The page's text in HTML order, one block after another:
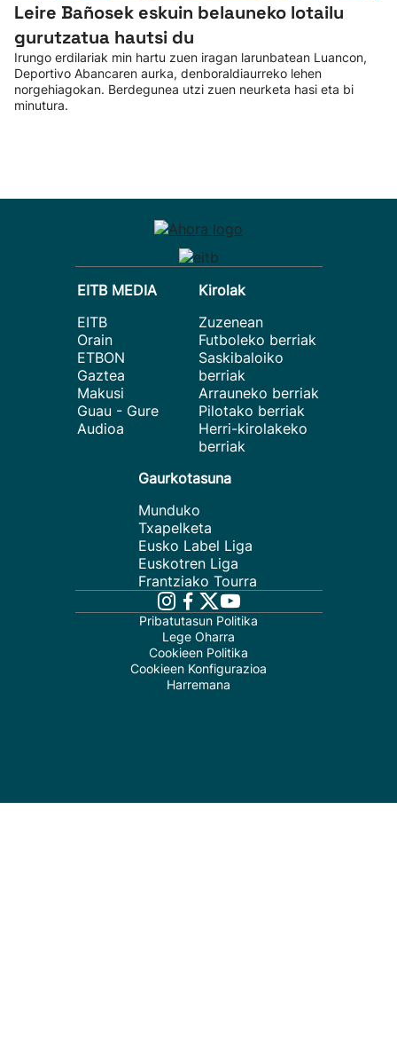
Leire Bañosek eskuin belauneko lotailu
gurutzatua hautsi du
Irungo erdilariak min hartu zuen iragan larunbatean Luancon,
Deportivo Abancaren aurka, denboraldiaurreko lehen
norgehiagokan. Berdegunea utzi zuen neurketa hasi eta bi
minutura.
EITB MEDIA
EITB
Orain
ETBON
Gaztea
Makusi
Guau - Gure
Audioa
Kirolak
Zuzenean
Futboleko berriak
Saskibaloiko
berriak
Arrauneko berriak
Pilotako berriak
Herri-kirolakeko
berriak
Gaurkotasuna
Munduko
Txapelketa
Eusko Label Liga
Euskotren Liga
Frantziako Tourra
Pribatutasun Politika
Lege Oharra
Cookieen Politika
Cookieen Konfigurazioa
Harremana